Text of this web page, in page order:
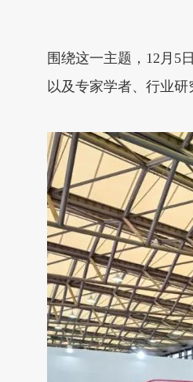
围绕这一主题，12月5
以及专家学者、行业